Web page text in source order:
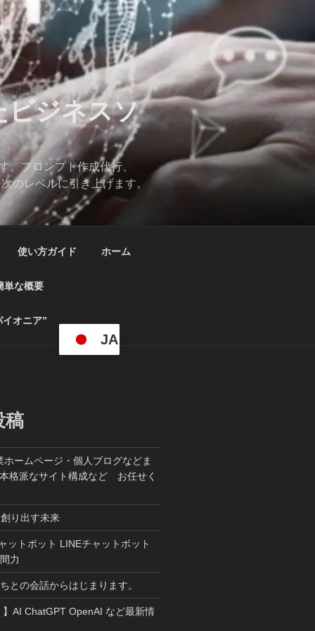
ビジネスソ
。プロンプト作成代行、
のレベルに引き上げます。
使い方ガイド ホーム
単な概要
オニア”
JA
稿
ホームページ・個人ブログなどま
格派なサイト構成など お任せく
り出す未来
ットボット LINEチャットボット
力
の会話からはじまります。
】AI ChatGPT OpenAI など最新情